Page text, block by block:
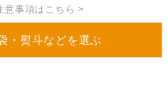
意事項はこちら >
・熨斗などを選ぶ